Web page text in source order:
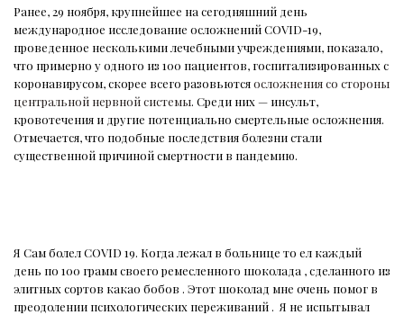
Ранее, 29 ноября, крупнейшее на сегодняшний день
международное исследование осложнений COVID-19,
проведенное несколькими лечебными учреждениями, показало,
что примерно у одного из 100 пациентов, госпитализированных с
коронавирусом, скорее всего разовьютсяосложнения со стороны
центральной нервной системы. Среди них — инсульт,
кровотечения и другие потенциально смертельные осложнения.
Отмечается, что подобные последствия болезни стали
существенной причиной смертности в пандемию.
Я Сам болел COVID 19. Когда лежал в больнице то ел каждый
день по 100 грамм своего ремесленного шоколада , сделанного из
элитных сортов какао бобов . Этот шоколад мне очень помог в
преодолении психологических переживаний . Я не испытывал